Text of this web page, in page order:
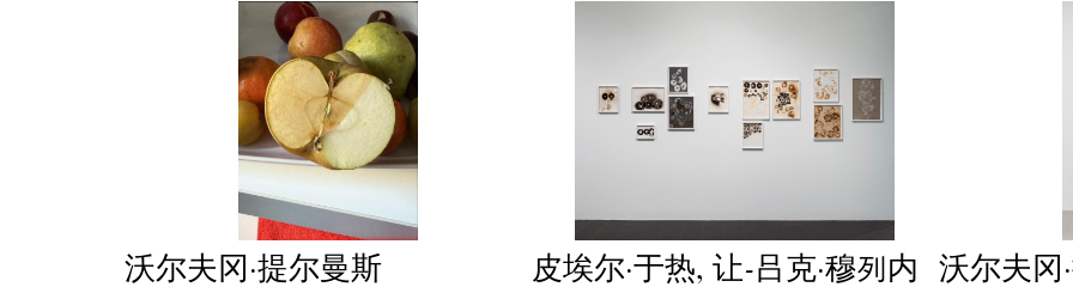
沃尔夫冈·提尔曼斯 ⽪埃尔·于热, 让-吕克·穆列内 沃尔夫冈